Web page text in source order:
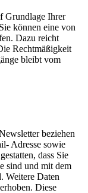
Grundlage Ihrer
können eine von
Dazu reicht
Rechtmäßigkeit
bleibt vom
beziehen
Adresse sowie
dass Sie
sind und mit dem
Weitere Daten
Diese